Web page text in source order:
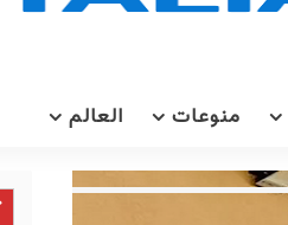
منوعات العالم